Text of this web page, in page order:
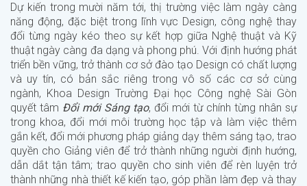
Dự kiến trong mười năm tới, thị trường việc làm ngày càng
năng động, đặc biệt trong lĩnh vực Design, công nghệ thay
đổi từng ngày kéo theo sự kết hợp giữa Nghệ thuật và Kỹ
thuật ngày càng đa dạng và phong phú. Với định hướng phát
triển bền vững, trở thành cơ sở đào tạo Design có chất lượng
và uy tín, có bản sắc riêng trong vô số các cơ sở cùng
ngành, Khoa Design Trường Đại học Công nghệ Sài Gòn
quyết tâm Đổi mới Sáng tạo, đổi mới từ chính từng nhân sự
trong khoa, đổi mới môi trường học tập và làm việc thêm
gắn kết, đổi mới phương pháp giảng dạy thêm sáng tạo, trao
quyền cho Giảng viên để trở thành những người định hướng,
dẫn dắt tận tâm; trao quyền cho sinh viên để rèn luyện trở
thành những nhà thiết kế kiến tạo, góp phần làm đẹp và thay